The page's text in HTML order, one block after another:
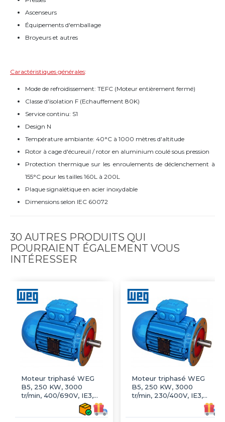
Ascenseurs
Équipements d'emballage
Broyeurs et autres
Caractéristiques générales:
Mode de refroidissement: TEFC (Moteur entièrement fermé)
Classe d'isolation F (Echauffement 80K)
Service continu: S1
Design N
Température ambiante: 40°C à 1000 mètres d'altitude
Rotor à cage d'écureuil / rotor en aluminium coulé sous pression
Protection thermique sur les enroulements de déclenchement à
155°C pour les tailles 160L à 200L
Plaque signalétique en acier inoxydable
Dimensions selon IEC 60072
30 AUTRES PRODUITS QUI
POURRAIENT ÉGALEMENT VOUS
INTÉRESSER
Moteur triphasé WEG
B5, 250 KW, 3000
tr/min, 400/690V, IE3,
Moteur triphasé WEG
B5, 250 KW, 3000
tr/min, 230/400V, IE3,